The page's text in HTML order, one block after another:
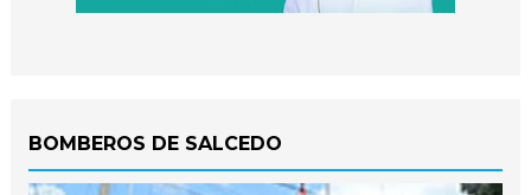
BOMBEROS DE SALCEDO